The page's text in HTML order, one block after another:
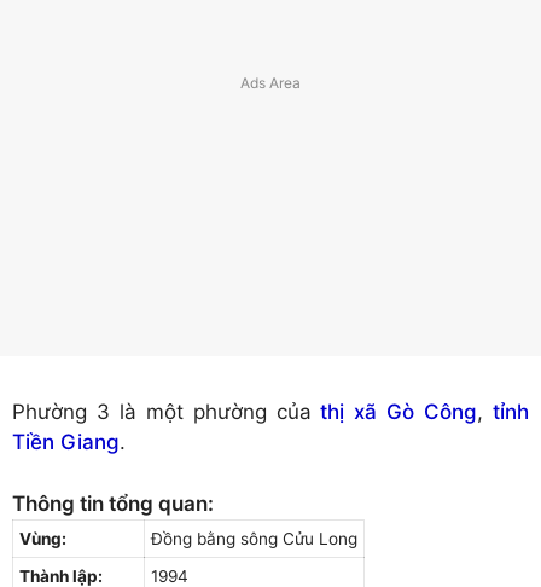
Phường 3 là một phường củathị xã Gò Công,tỉnh
Tiền Giang.
Thông tin tổng quan:
Vùng:
Đồng bằng sông Cửu Long
Thành lập:
1994